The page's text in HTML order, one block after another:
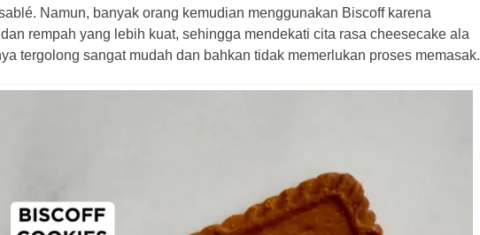
Namun, banyak orang kemudian menggunakan Biscoff karena
rempah yang lebih kuat, sehingga mendekati cita rasa cheesecake ala
tergolong sangat mudah dan bahkan tidak memerlukan proses memasak.